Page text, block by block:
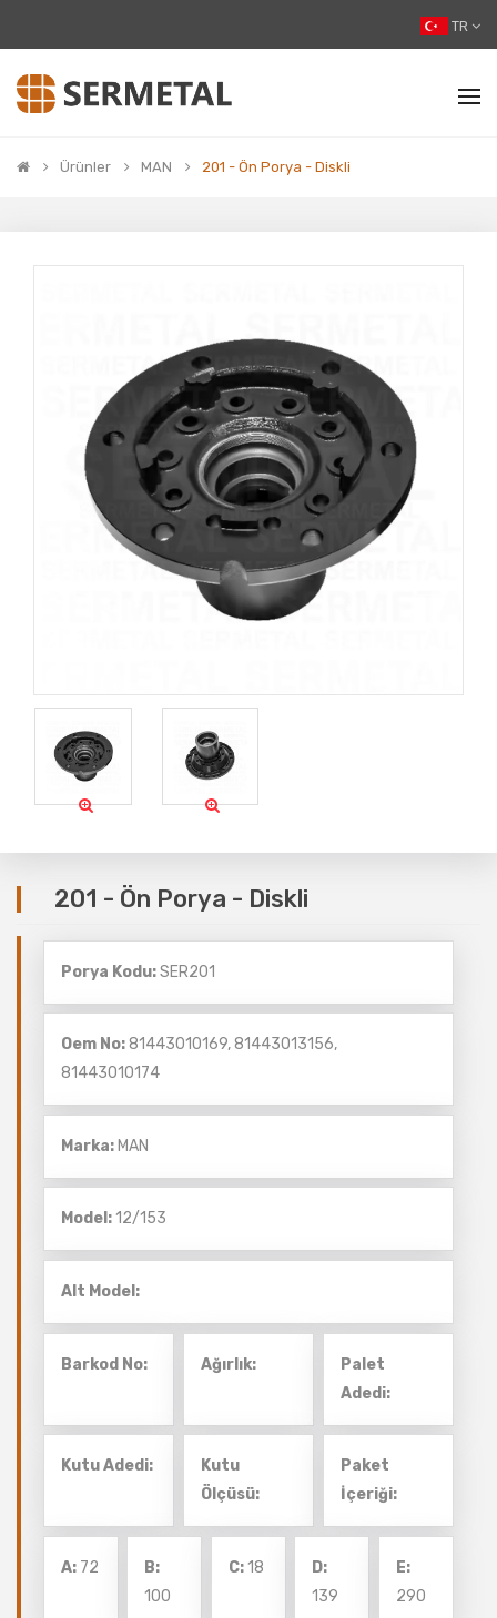
TR
Ürünler MAN 201 - Ön Porya - Diskli
201 - Ön Porya - Diskli
Porya Kodu:SER201
Oem No:81443010169, 81443013156,
81443010174
Marka: MAN
Model:12/153
Alt Model:
Barkod No: Ağırlık:
Palet
Adedi:
Kutu Adedi:
Kutu
Ölçüsü:
Paket
İçeriği:
A: 72
B:
100
C:18
D:
139
E:
290